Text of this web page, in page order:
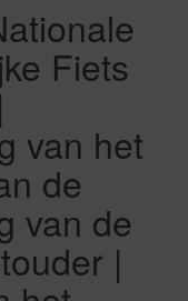
Fiets
van het
de
van de
|